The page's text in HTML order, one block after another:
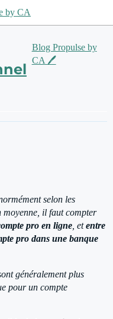
by CA
Blog Propulse by
CA 🖊️
selon les
moyenne, il faut compter
pro en ligne , etentre
pro dans une banque
généralement plus
pour un compte